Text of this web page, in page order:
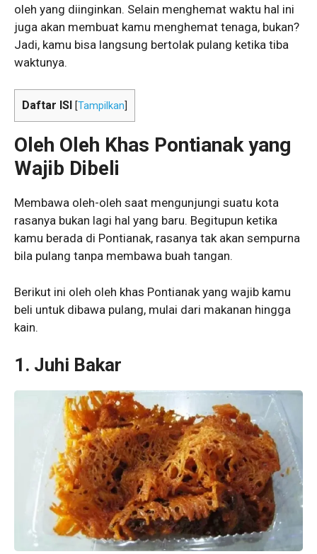
oleh yang diinginkan. Selain menghemat waktu hal ini
juga akan membuat kamu menghemat tenaga, bukan?
Jadi, kamu bisa langsung bertolak pulang ketika tiba
waktunya.
Daftar ISI [Tampilkan
Oleh Oleh Khas Pontianakyang
Wajib Dibeli
Membawa oleh-oleh saat mengunjungi suatu kota
rasanya bukan lagi hal yang baru. Begitupun ketika
kamu berada di Pontianak, rasanya tak akan sempurna
bila pulang tanpa membawa buah tangan.
Berikut ini oleh oleh khas Pontianak yang wajib kamu
beli untuk dibawa pulang, mulai dari makanan hingga
kain.
1. Juhi Bakar